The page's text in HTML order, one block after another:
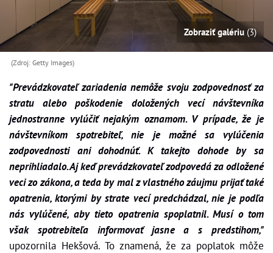
Zobraziť galériu (3)
(Zdroj: Getty Images)
"Prevádzkovateľ zariadenia nemôže svoju zodpovednosť za
stratu alebo poškodenie doložených vecí návštevníka
jednostranne vylúčiť nejakým oznamom. V prípade, že je
návštevníkom spotrebiteľ, nie je možné sa vylúčenia
zodpovednosti ani dohodnúť. K takejto dohode by sa
neprihliadalo. Aj keď prevádzkovateľ zodpovedá za odložené
veci zo zákona, a teda by mal z vlastného záujmu prijať také
opatrenia, ktorými by strate vecí predchádzal, nie je podľa
nás vylúčené, aby tieto opatrenia spoplatnil. Musí o tom
však spotrebiteľa informovať jasne a s predstihom,"
upozornila Hekšová. To znamená, že za poplatok môže